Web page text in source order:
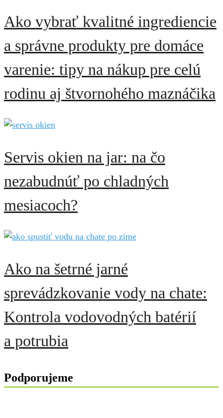
Ako vybrať kvalitné ingrediencie
a správne produkty pre domáce
varenie: tipy na nákup pre celú
rodinu aj štvornohého maznáčika
Servis okien na jar: na čo
nezabudnúť po chladných
mesiacoch?
Ako na šetrné jarné
sprevádzkovanie vody na chate:
Kontrola vodovodných batérií
a potrubia
Podporujeme